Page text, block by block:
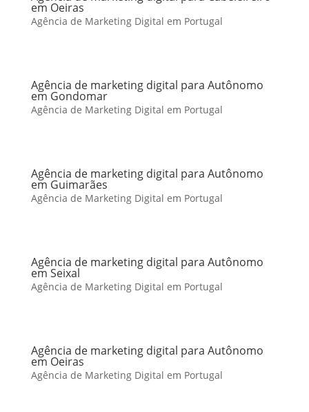
em Oeiras
Agência de Marketing Digital em Portugal
Agência de marketing digital para Autônomo
em Gondomar
Agência de Marketing Digital em Portugal
Agência de marketing digital para Autônomo
em Guimarães
Agência de Marketing Digital em Portugal
Agência de marketing digital para Autônomo
em Seixal
Agência de Marketing Digital em Portugal
Agência de marketing digital para Autônomo
em Oeiras
Agência de Marketing Digital em Portugal